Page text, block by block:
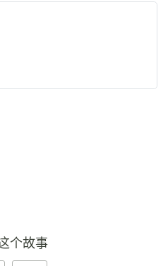
个故事